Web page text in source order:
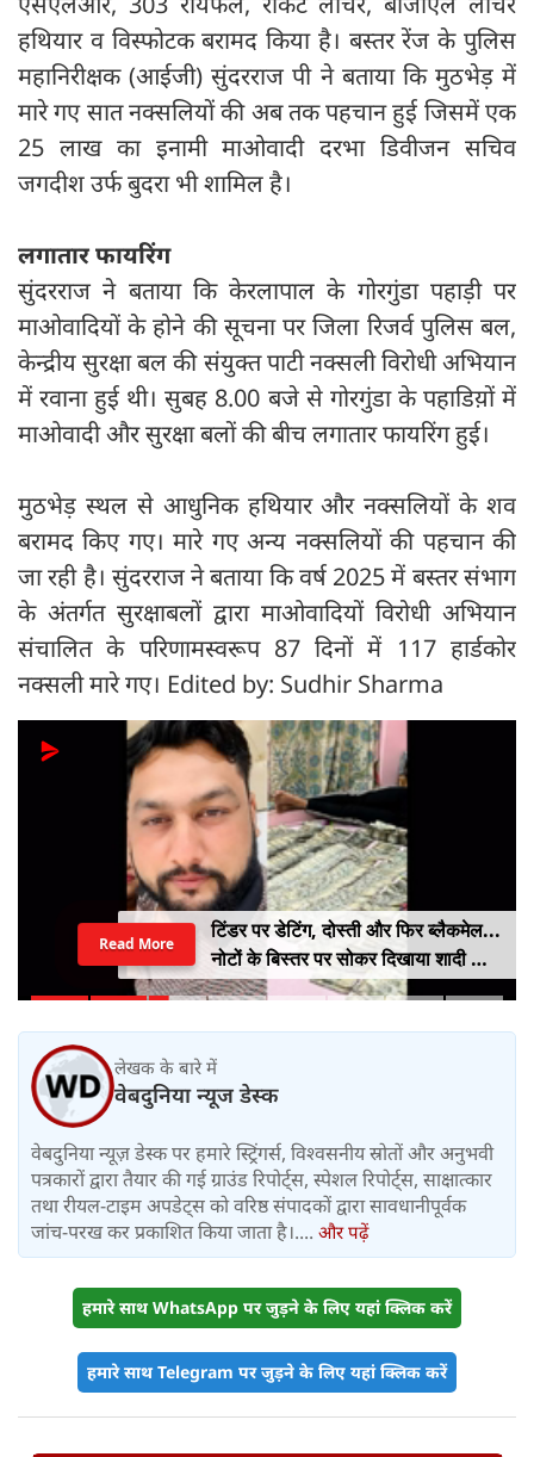
हथियार व विस्फोटक बरामद किया है। बस्तर रेंज के पुलिस
महानिरीक्षक (आईजी) सुंदरराज पी ने बताया कि मुठभेड़ में
मारे गए सात नक्सलियों की अब तक पहचान हुई जिसमें एक
25 लाख का इनामी माओवादी दरभा डिवीजन सचिव
जगदीश उर्फ बुदरा भी शामिल है।
लगातार फायरिंग
सुंदरराज ने बताया कि केरलापाल के गोरगुंडा पहाड़ी पर
माओवादियों के होने की सूचना पर जिला रिजर्व पुलिस बल,
केन्द्रीय सुरक्षा बल की संयुक्त पाटी नक्सली विरोधी अभियान
में रवाना हुई थी। सुबह 8.00 बजे से गोरगुंडा के पहाडिय़ों में
माओवादी और सुरक्षा बलों की बीच लगातार फायरिंग हुई।
मुठभेड़ स्थल से आधुनिक हथियार और नक्सलियों के शव
बरामद किए गए। मारे गए अन्य नक्सलियों की पहचान की
जा रही है। सुंदरराज ने बताया कि वर्ष 2025 में बस्तर संभाग
के अंतर्गत सुरक्षाबलों द्वारा माओवादियों विरोधी अभियान
संचालित के परिणामस्वरूप 87 दिनों में 117 हार्डकोर
नक्सली मारे गए। Edited by: Sudhir Sharma
टिंडर पर डेटिंग, दोस्ती और फिर ब्लैकमेल...
नोटों के बिस्तर पर सोकर दिखाया शादी का
सपना, लूट लिए 6 करोड़ रुपए
Read More
लेखक के बारे में
वेबदुनिया न्यूज डेस्क
वेबदुनिया न्यूज़ डेस्क पर हमारे स्ट्रिंगर्स, विश्वसनीय स्रोतों और अनुभवी
पत्रकारों द्वारा तैयार की गई ग्राउंड रिपोर्ट्स, स्पेशल रिपोर्ट्स, साक्षात्कार
तथा रीयल-टाइम अपडेट्स को वरिष्ठ संपादकों द्वारा सावधानीपूर्वक
जांच-परख कर प्रकाशित किया जाता है।.... और पढ़ें
हमारे साथ WhatsApp पर जुड़ने के लिए यहां क्लिक करें
हमारे साथ Telegram पर जुड़ने के लिए यहां क्लिक करें